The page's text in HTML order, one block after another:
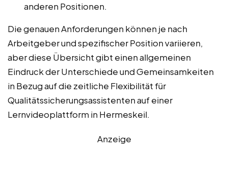
anderen Positionen.
Die genauen Anforderungen können je nach
Arbeitgeber und spezifischer Position variieren,
aber diese Übersicht gibt einen allgemeinen
Eindruck der Unterschiede und Gemeinsamkeiten
in Bezug auf die zeitliche Flexibilität für
Qualitätssicherungsassistenten auf einer
Lernvideoplattform in Hermeskeil.
Anzeige